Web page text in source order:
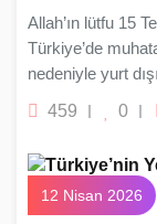
Allah’ın lütfu 15
Türkiye’de
nedeniyle yurt
459
0
12 Nisan 2026